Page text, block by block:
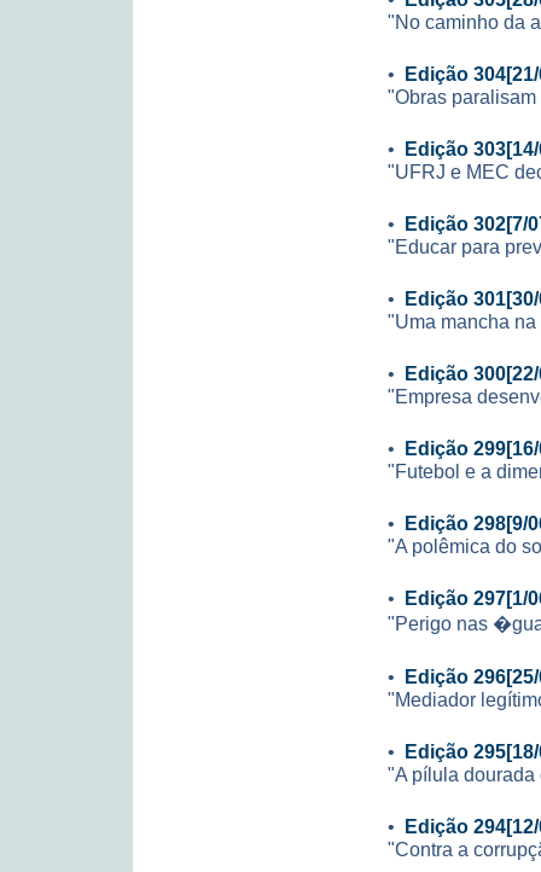
"No caminho da
• Edição
"Obras
• Edição
"UFRJ e MEC
• Edição 302[7/
"Educar para
• Edição
"Uma mancha
• Edição
"Empresa
• Edição
"Futebol e a
• Edição 298[9/
"A polêmica do
• Edição 297[1/
"Perigo nas
• Edição
"Mediador
• Edição
"A pílula dourada
• Edição
"Contra a